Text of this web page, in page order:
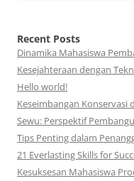
Recent Posts
Dinamika Mahasiswa
Kesejahteraan dengan
Hello world!
Keseimbangan Konservasi
Sewu: Perspektif
Tips Penting dalam
21 Everlasting Skills for
Kesuksesan Mahasiswa